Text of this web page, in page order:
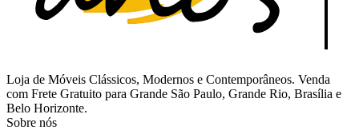
Loja de Móveis Clássicos, Modernos e Contemporâneos. Venda
com Frete Gratuito para Grande São Paulo, Grande Rio, Brasília e
Belo Horizonte.
Sobre nós